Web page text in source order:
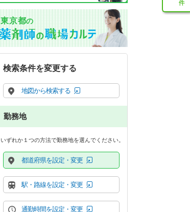
東京都の
検索条件を変更する
地図から検索する
勤務地
いずれか１つの方法で勤務地を選んでください。
都道府県を設定・変更
駅・路線を設定・変更
通勤時間を設定・変更